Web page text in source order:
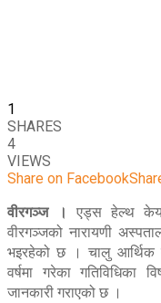
1
SHARES
4
VIEWS
Share on Facebook
वीरगञ्ज । एड्स हेल्थ
वीरगञ्जको नारायणी
भइरहेको छ । चालु आर्थिक
वर्षमा गरेका गतिविधिका
जानकारी गराएको छ ।